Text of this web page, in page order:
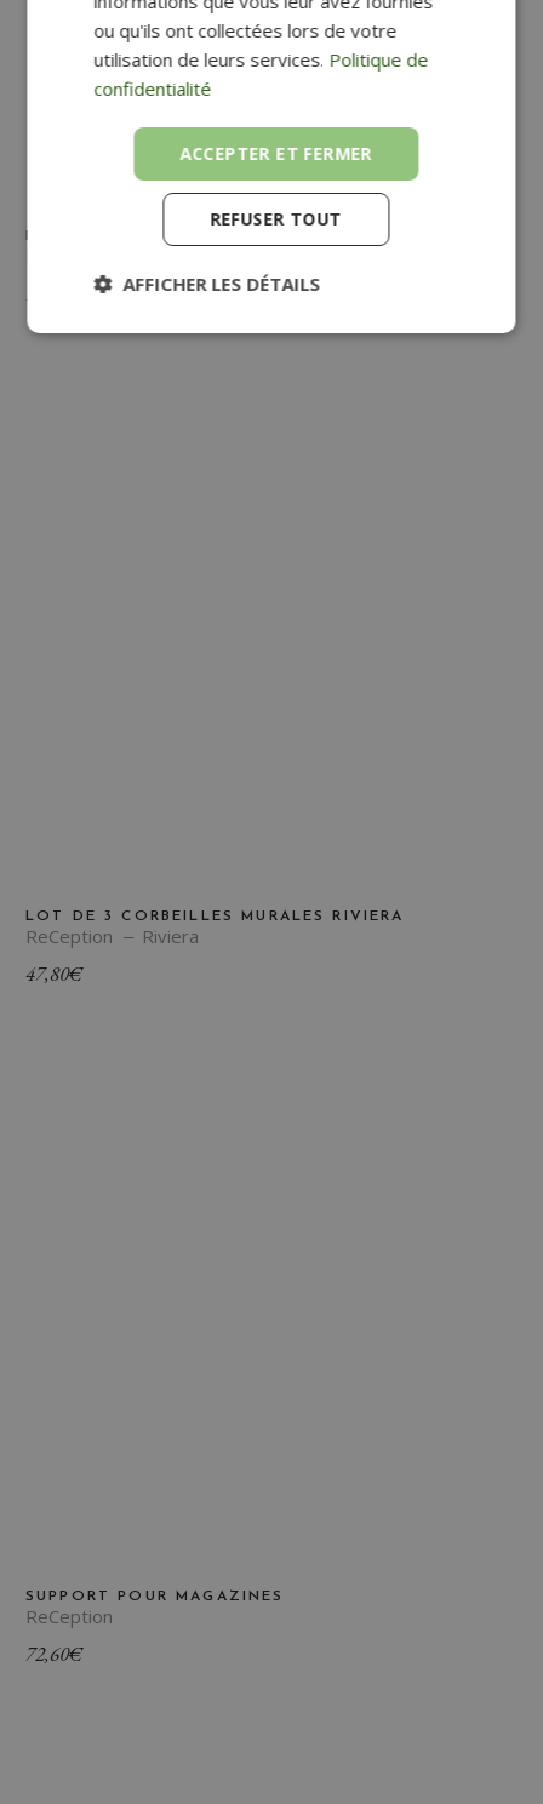
PRÉSENTOIR MURAL 5 CASES MAGNÉTIQUE HAPPY
117,00
LOT DE 3 CORBEILLES MURALES RIVIERA
ReCeption Riviera
47,80€
SUPPORT POUR MAGAZINES
ReCeption
72,60€
ou qu'ils ont collectées lors de votre
utilisation de leurs services. Politique de
confidentialité
ACCEPTER ET FERMER
REFUSER TOUT
AFFICHER LES DÉTAILS